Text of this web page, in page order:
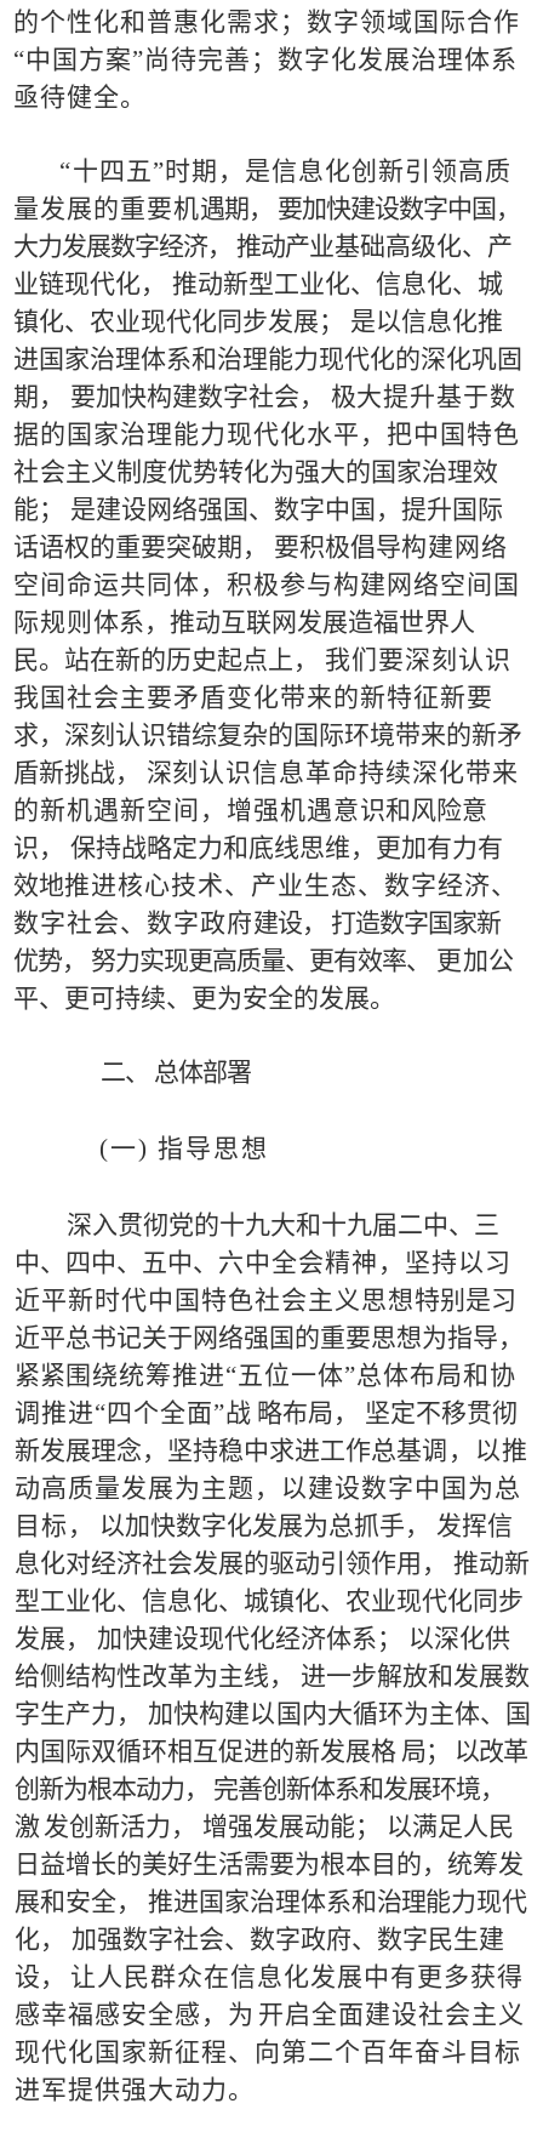
的个性化和普惠化需求；数字领域国际合作
“中国方案”尚待完善；数字化发展治理体系
亟待健全。
“十四五”时期，是信息化创新引领高质
量发展的重要机遇期，
要加快建设数字中国，
大力发展数字经济，
推动产业基础高级化、产
业链现代化，
推动新型工业化、信息化、城
镇化、农业现代化同步发展；
是以信息化推
进国家治理体系和治理能力现代化的深化巩固
期，
要加快构建数字社会， 极大提升基于数
据的国家治理能力现代化水平，把中国特色
社会主义制度优势转化为强大的国家治理效
能； 是建设网络强 国、 数字中国，提升国际
话语权的重要突破期， 要积极倡导构建网络
空间命运共同体，积极参与构建网络空间国
际规则 体系，推动互联网发展造福世界人
民。站在新的历史起点上， 我们要深刻认识
我国社会主要矛盾变化带来的新特征新要
求，深刻认识错综复杂的国际环境带来的新矛
盾新挑战， 深刻 认识信息革命持续深化带来
的新机遇新空间，增强机遇意识和风险意
识， 保持战略定力和底线思维，更加有力有
效地推进核心技术、产业生态、数字经济、
数字社会、数字政府建设， 打造数字国家新
优势， 努力实现更高质量、更有效率、 更加公
平、更可持续、更为安全的发展。
二、 总体部署
(一) 指导思想
深入贯彻党的十九大和十九届二中、三
中、四中、五中、 六中全会精神，坚持以习
近平新时代中国特色社会主义思想特别是习
近平总书记关于网络强国的重要思想为指导，
紧紧围绕统筹推进“五位一体”总体布局和协
调推进“四个全面”战 略布局，
坚定不移贯彻
新发展理念，坚持稳中求进工作总基调 ，以推
动高质量发展为主题，以建设数字中国为总
目标，
以加快数字化发展为总抓手，
发挥信
息化对经济社会发展的驱动引领作用，
推动新
型工业化、信息化、城镇化、农业现代化同步
发展，
加快建设现代化经济体系；
以深化供
给侧结构性改革为主线， 进一步解放和发展数
字生产力，
加快构建以 国内大循环为主体、国
内国际双循环相互促进的新发展格 局； 以改革
创新为根本动力， 完善创新体系和发展环境，
激 发创新活力， 增强发展动能； 以满足人民
日益增长的美好生活需要为根本目的，统筹发
展和安全， 推进国家治理体系和治理能力现代
化， 加强数字社会、数字政府、数字民生建
设，
让人民群众在信息化发展中有更多获得
感幸福感安全感， 为 开启全面建设社会主义
现代化国家新征程、向第二个百年奋斗目标
进军提供强大动力。